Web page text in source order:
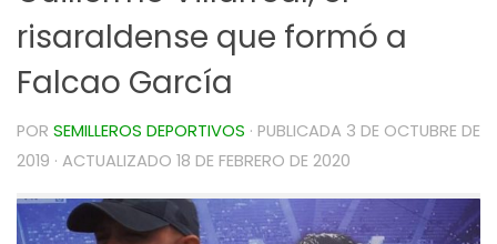
risaraldense que formó a
Falcao García
POR SEMILLEROS DEPORTIVOS · PUBLICADA 3 DE OCTUBRE DE
2019 · ACTUALIZADO 18 DE FEBRERO DE 2020